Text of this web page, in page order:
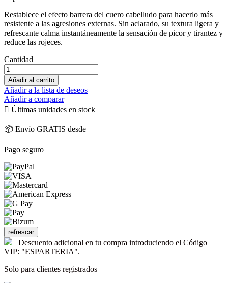
Restablece el efecto barrera del cuero cabelludo para hacerlo más
resistente a las agresiones externas. Sin aclarado, su textura ligera y
refrescante calma instantáneamente la sensación de picor y tirantez y
reduce las rojeces.
Cantidad
Añadir al carrito
Añadir a la lista de deseos
Añadir a comparar
 Últimas unidades en stock
📦 Envío GRATIS desde
Pago seguro
Descuento adicional en tu compra introduciendo el Código
VIP: "ESPARTERIA".
Solo para clientes registrados